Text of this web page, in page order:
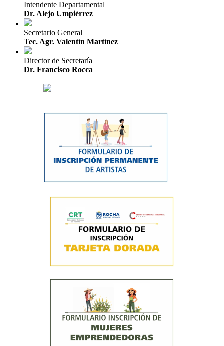
Intendente Departamental
Dr. Alejo Umpiérrez
Secretario General
Tec. Agr. Valentín Martínez
Director de Secretaría
Dr. Francisco Rocca